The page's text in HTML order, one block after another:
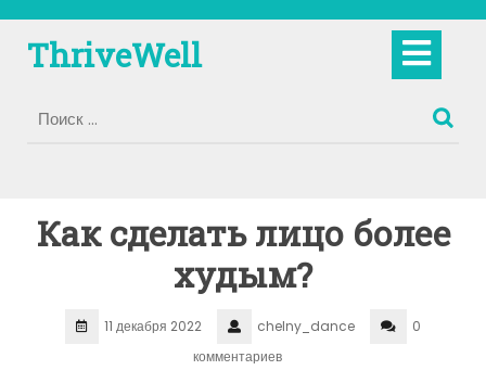
содержимому
ThriveWell
Как сделать лицо более
худым?
11 декабря 2022 chelny_dance
0
комментариев